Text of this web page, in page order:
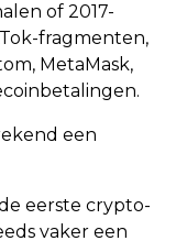
of 2017-
fragmenten,
MetaMask,
een
eerste crypto-
vaker een